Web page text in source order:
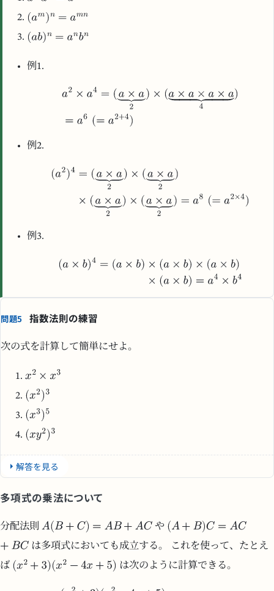
例1.
例2.
例3.
問題5 指数法則の練習
次の式を計算して簡単にせよ。
解答を見る
多項式の乗法について
分配法則
や
は多項式においても成立する。 これを使って、たとえ
ば
は次のように計算できる。